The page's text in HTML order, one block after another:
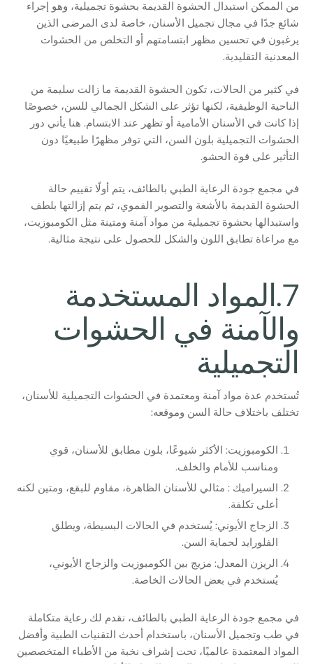
من الممكن استبدال الحشوة القديمة بحشوة تجميلية، وهو إجراء
شائع جدًا في مجال تجميل الأسنان، خاصة لدى المرضى الذين
يرغبون في تحسين مظهر ابتسامتهم أو التخلص من الحشوات
المعدنية التقليدية.
في كثير من الحالات، تكون الحشوة القديمة ما زالت سليمة من
الناحية الوظيفية، لكنها تؤثر على الشكل الجمالي للسن، خصوصًا
إذا كانت في الأسنان الأمامية أو تظهر عند الابتسام. هنا يأتي دور
الحشوات التجميلية بلون السن، التي توفر مظهرًا طبيعيًا دون
التأثير على قوة الحشو.
في مجمع جودة الرعاية الطبي بالطائف، يتم أولًا تقييم حالة
الحشوة القديمة بالأشعة والتصوير الفموي، ثم يتم إزالتها بلطف
واستبدالها بحشوة تجميلية من مواد آمنة ومتينة مثل الكومبوزيت،
مع مراعاة تطابق اللون والشكل للحصول على نتيجة مثالية.
7.المواد المستخدمة
والآمنة في الحشوات
التجميلية
تُستخدم عدة مواد آمنة ومعتمدة في الحشوات التجميلية للأسنان،
تختلف باختلاف حالة السن وموقعه:
الكومبوزيت: الأكثر شيوعًا، بلون مطابق للأسنان، قوي
ومناسب للأمام والخلف.
السيراميك : مثالي للأسنان الظاهرة، مقاوم للبقع، ومتين لكنه
أعلى تكلفة.
الزجاج الأيوني: يُستخدم في الحالات البسيطة، ويطلق
الفلورايد لحماية السن.
الريزن المعدل: مزيج بين الكومبوزيت والزجاج الأيوني،
يُستخدم في بعض الحالات الخاصة.
في مجمع جودة الرعاية الطبي بالطائف، نقدم لك رعاية متكاملة
في طب وتجميل الأسنان، باستخدام أحدث التقنيات الطبية وأفضل
المواد المعتمدة عالميًا، تحت إشراف نخبة من الأطباء المتخصصين